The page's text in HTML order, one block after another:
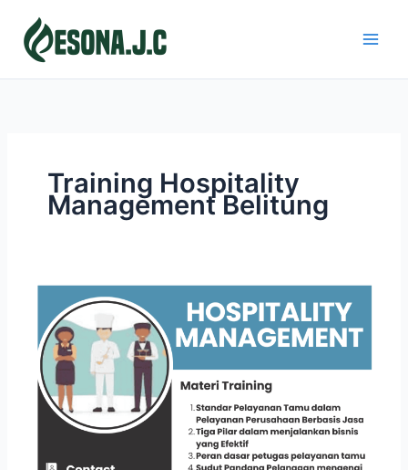
content
Training Hospitality
Management Belitung
HOSPITALITY
MANAGEMENT